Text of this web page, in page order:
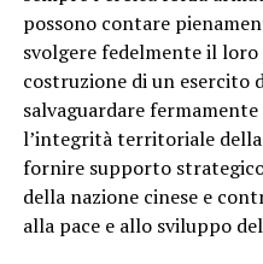
possono contare
svolgere fedelmente il loro
costruzione di un esercito
salvaguardare
l’integrità territoriale
fornire supporto
della nazione cinese e
alla pace e allo sviluppo